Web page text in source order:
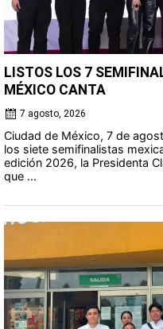
LISTOS LOS 7
MÉXICO CANTA
7 agosto, 2026
Ciudad de México, 7 de
los siete semifinalistas
edición 2026, la Presidenta
que ...